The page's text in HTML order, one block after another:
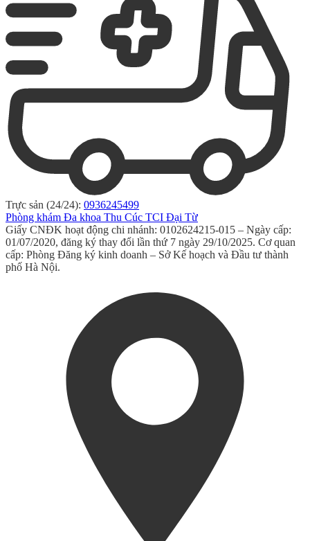
Trực sản (24/24): 0936245499
Phòng khám Đa khoa Thu Cúc TCI Đại Từ
Giấy CNĐK hoạt động chi nhánh: 0102624215-015 – Ngày cấp:
01/07/2020, đăng ký thay đổi lần thứ 7 ngày 29/10/2025. Cơ quan
cấp: Phòng Đăng ký kinh doanh – Sở Kế hoạch và Đầu tư thành
phố Hà Nội.